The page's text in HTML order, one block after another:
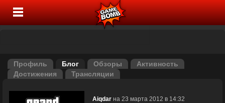
Профиль Блог Обзоры
Активность
Достижения
Трансляции
Aiqdar на 23 марта 2012 в 14:32